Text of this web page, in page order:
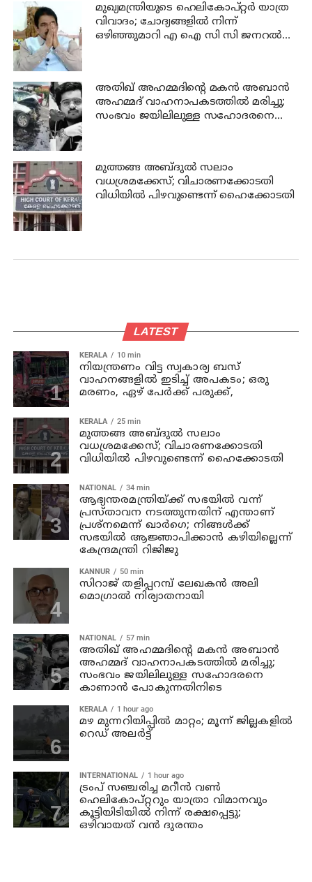
മുഖ്യമന്ത്രിയുടെ ഹെലികോപ്റ്റർ യാത്ര
വിവാദം; ചോദ്യങ്ങളിൽ നിന്ന്
ഒഴിഞ്ഞുമാറി എ ഐ സി സി ജനറൽ
അതിഖ് അഹമ്മദിന്റെ മകന്‍ അബാന്‍
അഹമ്മദ് വാഹനാപകടത്തില്‍ മരിച്ചു;
സംഭവം ജയിലിലുള്ള സഹോദരനെ
മുത്തങ്ങ അബ്ദുല്‍ സലാം
വധശ്രമക്കേസ്; വിചാരണക്കോടതി
വിധിയില്‍ പിഴവുണ്ടെന്ന് ഹൈക്കോടതി
LATEST
KERALA 10 min
നിയന്ത്രണം വിട്ട സ്വകാര്യ ബസ്
വാഹനങ്ങളില്‍ ഇടിച്ച് അപകടം; ഒരു
മരണം, ഏഴ് പേര്‍ക്ക് പരുക്ക്,
KERALA 25 min
മുത്തങ്ങ അബ്ദുല്‍ സലാം
വധശ്രമക്കേസ്; വിചാരണക്കോടതി
വിധിയില്‍ പിഴവുണ്ടെന്ന് ഹൈക്കോടതി
NATIONAL 34 min
ആഭ്യന്തരമന്ത്രിയ്ക്ക് സഭയില്‍ വന്ന്
പ്രസ്താവന നടത്തുന്നതിന് എന്താണ്
പ്രശ്‌നമെന്ന് ഖാര്‍ഗെ; നിങ്ങള്‍ക്ക്
സഭയില്‍ ആജ്ഞാപിക്കാന്‍ കഴിയില്ലെന്ന്
കേന്ദ്രമന്ത്രി റിജിജു
KANNUR 50 min
സിറാജ് തളിപ്പറമ്പ് ലേഖകൻ അലി
മൊഗ്രാൽ നിര്യാതനായി
NATIONAL 57 min
അതിഖ് അഹമ്മദിന്റെ മകന്‍ അബാന്‍
അഹമ്മദ് വാഹനാപകടത്തില്‍ മരിച്ചു;
സംഭവം ജയിലിലുള്ള സഹോദരനെ
കാണാന്‍ പോകുന്നതിനിടെ
KERALA 1 hour ago
മഴ മുന്നറിയിപ്പില്‍ മാറ്റം; മൂന്ന് ജില്ലകളില്‍
റെഡ് അലര്‍ട്ട്
INTERNATIONAL 1 hour ago
ട്രംപ് സഞ്ചരിച്ച മറീൻ വൺ
ഹെലികോപ്റ്ററും യാത്രാ വിമാനവും
കൂട്ടിയിടിയിൽ നിന്ന് രക്ഷപ്പെട്ടു;
ഒഴിവായത് വൻ ദുരന്തം